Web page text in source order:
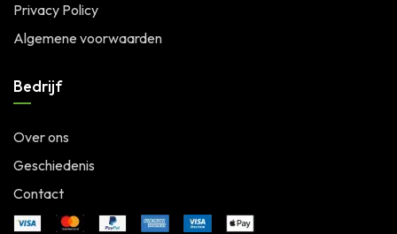
Privacy Policy
Algemene voorwaarden
Bedrijf
Over ons
Geschiedenis
Contact